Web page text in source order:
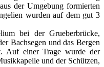
der Umgebung formierten
wurden auf dem gut 3
bei der Grueberbrücke,
Bachsegen und das Bergen
Auf einer Trage wurde der
und der Schützen,